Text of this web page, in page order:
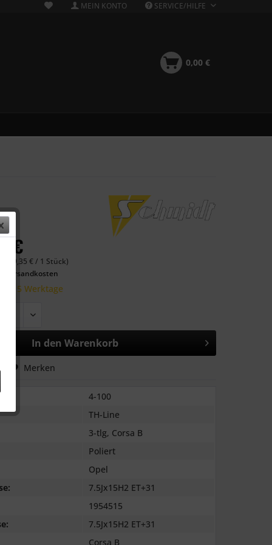
MEIN KONTO SERVICE/HILFE
0,00 €
€
€ / 1 Stück)
Versandkosten
15 Werktage
In den Warenkorb
Merken
4-100
TH-Line
3-tlg, Corsa B
Poliert
Opel
7.5Jx15H2 ET+31
1954515
7.5Jx15H2 ET+31
Corsa B